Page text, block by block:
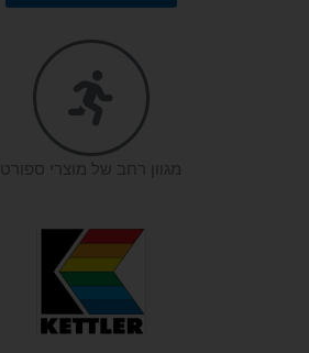
מגוון רחב של מוצרי ספורט